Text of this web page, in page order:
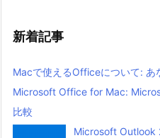
新着記事
Macで使えるOfficeについて: あ
Microsoft Office for Mac:
比較
Microsoft Outlook